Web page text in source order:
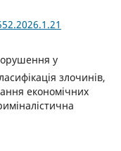
у
злочинів,
економічних